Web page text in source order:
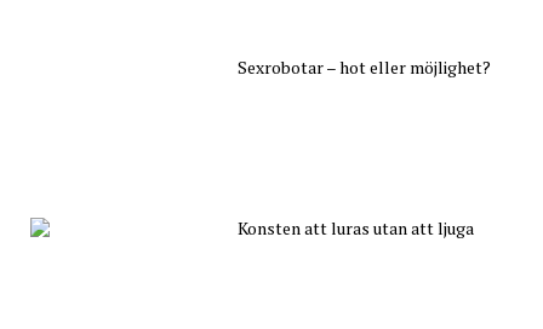
Sexrobotar – hot eller möjlighet?
Konsten att luras utan att ljuga